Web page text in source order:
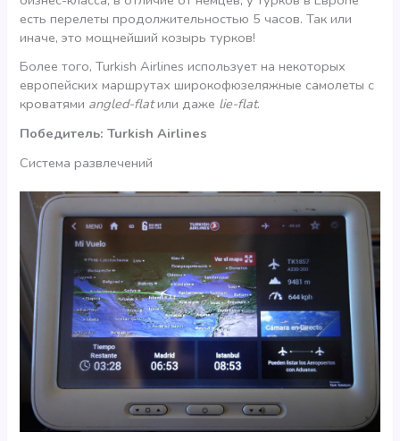
есть перелеты продолжительностью 5 часов. Так или
иначе, это мощнейший козырь турков!
Более того, Turkish Airlines использует на некоторых
европейских маршрутах широкофюзеляжные самолеты с
кроватями angled-flatили даже lie-flat.
Победитель: Turkish Airlines
Система развлечений